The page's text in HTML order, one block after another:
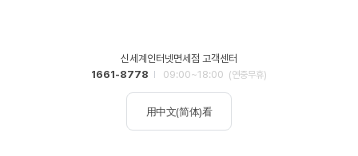
신세계인터넷면세점 고객센터
1661-8778
09:00~18:00 (연중무휴)
用中文(简体)看